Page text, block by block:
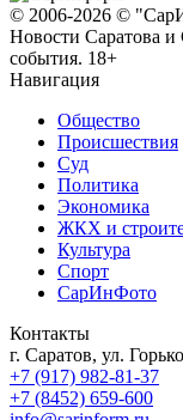
© 2006-2026 ©
Новости Саратова и
события. 18+
Навигация
Общество
Происшествия
Суд
Политика
Экономика
ЖКХ и
Культура
Спорт
СарИнФото
Контакты
г. Саратов, ул.
+7 (917) 982-81-37
+7 (8452) 659-600